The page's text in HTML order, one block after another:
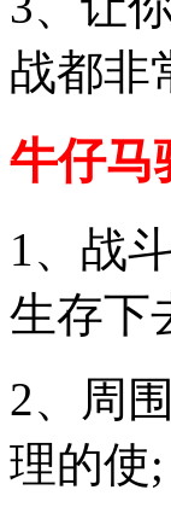
战都非
牛仔马
1、战
生存下
2、周
理的使;